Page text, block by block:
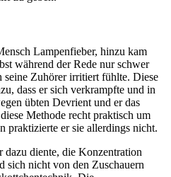
Lampenfieber, hinzu kam
während der Rede nur schwer
seine Zuhörer irritiert fühlte. Diese
dass er sich verkrampfte und in
übten Devrient und er das
Methode recht praktisch um
praktizierte er sie allerdings nicht.
dazu diente, die Konzentration
sich nicht von den Zuschauern